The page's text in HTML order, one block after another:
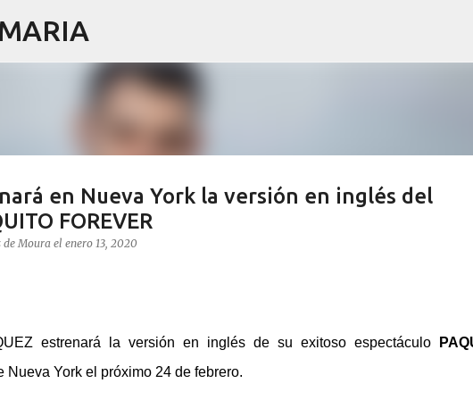
en Nueva York la versión en inglés del
FOREVER
de Moura el enero 13, 2020
estrenará la versión en inglés de su exitoso espectáculo
Nueva York el próximo 24 de febrero.